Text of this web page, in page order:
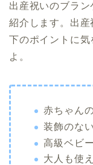
出産祝いのブラ
紹介します。出
下のポイントに
よ。
赤ちゃん
装飾のな
高級ベビ
大人も使